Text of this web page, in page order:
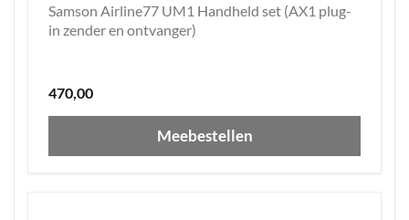
Samson Airline77 UM1 Handheld set (AX1 plug-
in zender en ontvanger)
470,00
Meebestellen